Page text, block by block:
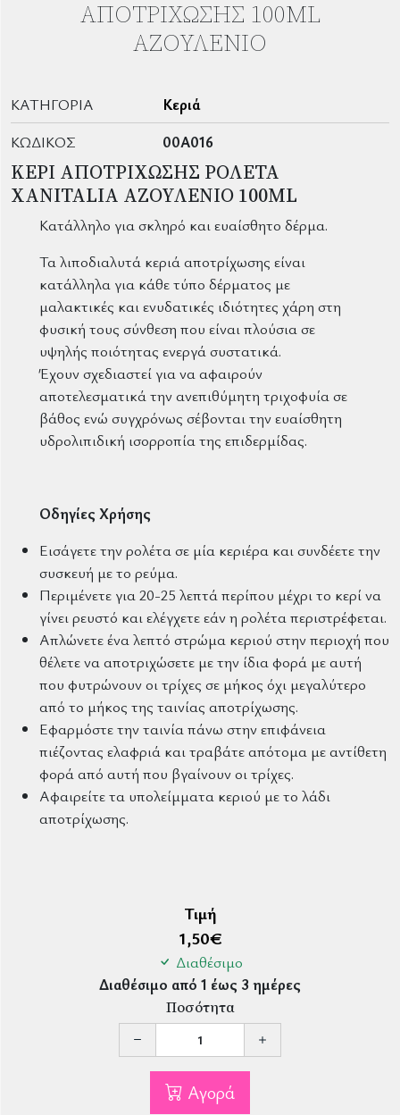
ΑΠΟΤΡΊΧΩΣΗΣ 100ML
ΑΖΟΥΛΈΝΙΟ
ΚΑΤΗΓΟΡΊΑ
Κεριά
ΚΩΔΙΚΌΣ
00A016
ΚΕΡΙ ΑΠΟΤΡΙΧΩΣΗΣ ΡΟΛΕΤΑ
XANITALIA ΑΖΟΥΛΕΝΙΟ 100ML
Κατάλληλο για σκληρό και ευαίσθητο δέρμα.
Τα λιποδιαλυτά κεριά αποτρίχωσης είναι
κατάλληλα για κάθε τύπο δέρματος με
μαλακτικές και ενυδατικές ιδιότητες χάρη στη
φυσική τους σύνθεση που είναι πλούσια σε
υψηλής ποιότητας ενεργά συστατικά.
Έχουν σχεδιαστεί για να αφαιρούν
αποτελεσματικά την ανεπιθύμητη τριχοφυία σε
βάθος ενώ συγχρόνως σέβονται την ευαίσθητη
υδρολιπιδική ισορροπία της επιδερμίδας.
Οδηγίες Χρήσης
Εισάγετε την ρολέτα σε μία κεριέρα και συνδέετε την
συσκευή με το ρεύμα.
Περιμένετε για 20-25 λεπτά περίπου μέχρι το κερί να
γίνει ρευστό και ελέγχετε εάν η ρολέτα περιστρέφεται.
Απλώνετε ένα λεπτό στρώμα κεριού στην περιοχή που
θέλετε να αποτριχώσετε με την ίδια φορά με αυτή
που φυτρώνουν οι τρίχες σε μήκος όχι μεγαλύτερο
από το μήκος της ταινίας αποτρίχωσης.
Εφαρμόστε την ταινία πάνω στην επιφάνεια
πιέζοντας ελαφριά και τραβάτε απότομα με αντίθετη
φορά από αυτή που βγαίνουν οι τρίχες.
Αφαιρείτε τα υπολείμματα κεριού με το λάδι
αποτρίχωσης.
Τιμή
1,50€
Διαθέσιμο
Διαθέσιμο από 1 έως 3 ημέρες
Ποσότητα
Αγορά